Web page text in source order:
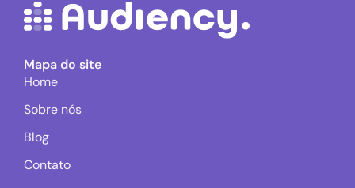
Mapa do site
Home
Sobre nós
Blog
Contato